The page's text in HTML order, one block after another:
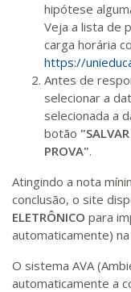
hipótese
Veja a lista de
carga horária
https://
Antes de
selecionar a
selecionada a
botão
PROVA".
Atingindo a nota
conclusão, o site
ELETRÔNICO para
automaticamente)
O sistema AVA
automaticamente a